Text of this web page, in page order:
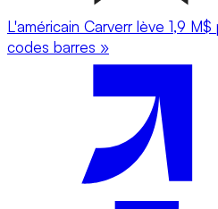
L'américain Carverr lève 1,9
codes barres »